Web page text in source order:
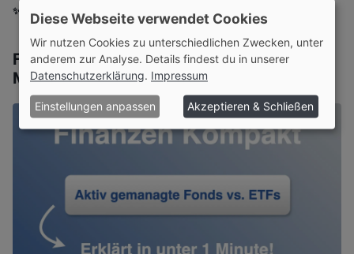
✨ Ohne Werbebanner lesen? Login
Finanzen Kompakt - Erklärt in unter 1
Minute
Diese Webseite verwendet Cookies
Wir nutzen Cookies zu unterschiedlichen Zwecken, unter
anderem zur Analyse. Details findest du in unserer
Datenschutzerklärung. Impressum
Einstellungen anpassen Akzeptieren & Schließen